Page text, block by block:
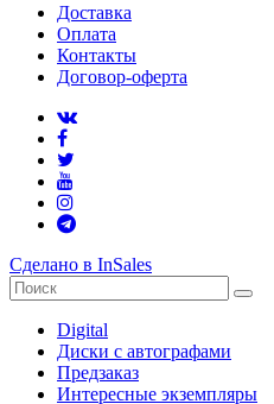
Доставка
Оплата
Контакты
Договор-оферта
Сделано в InSales
Digital
Диски с автографами
Предзаказ
Интересные экземпляры